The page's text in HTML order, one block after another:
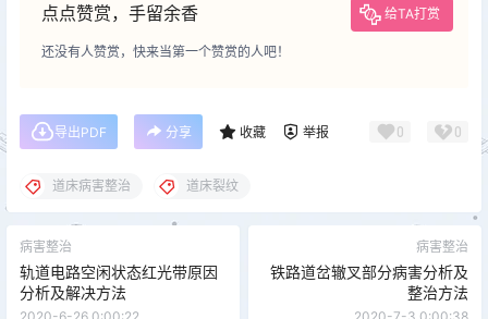
点点赞赏，手留余香 给TA打赏
还没有人赞赏，快来当第一个赞赏的人吧！
导出PDF 分享 收藏 举报 0 0
道床病害整治 道床裂纹
病害整治
轨道电路空闲状态红光带原因
分析及解决方法
病害整治
铁路道岔辙叉部分病害分析及
整治方法